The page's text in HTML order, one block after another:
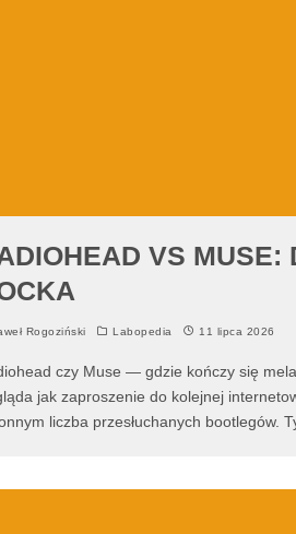
VS MUSE:
Rogoziński Labopedia 11 lipca 2026
czy Muse — gdzie kończy się
jak zaproszenie do kolejnej
liczba przesłuchanych bootlegów.